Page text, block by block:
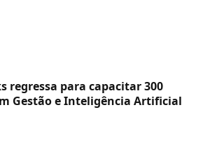
regressa para capacitar 300
Gestão e Inteligência Artificial